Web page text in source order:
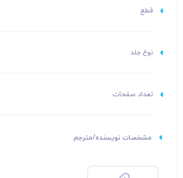
قطع
نوع جلد
تعداد صفحات
مشخصات نویسنده/مترجم